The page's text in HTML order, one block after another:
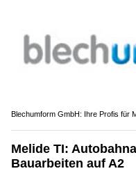
Blechumform GmbH: Ihre Profis für
Melide TI:
Bauarbeiten auf A2